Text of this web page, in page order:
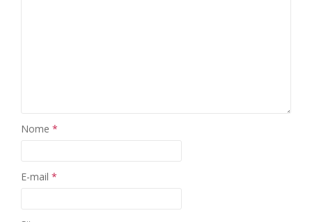
Nome *
E-mail *